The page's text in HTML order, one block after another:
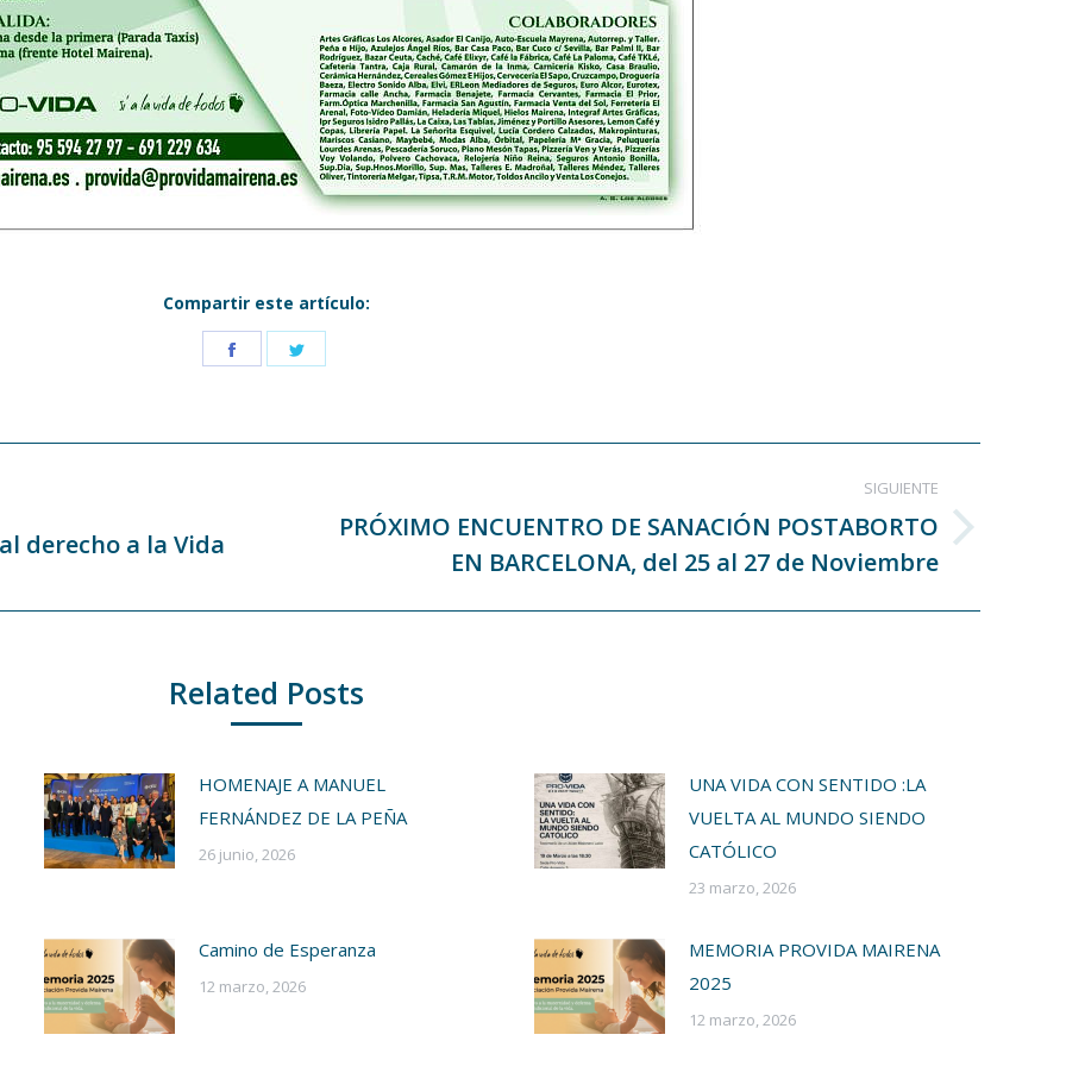
Compartir este artículo:
Share
derecho a la Vida
SIGUIENTE
Publicación
PRÓXIMO ENCUENTRO DE SANACIÓN POSTABORTO
EN BARCELONA, del 25 al 27 de Noviembre
Related Posts
HOMENAJE A MANUEL
FERNÁNDEZ DE LA PEÑA
26 junio, 2026
UNA VIDA CON SENTIDO :LA
VUELTA AL MUNDO SIENDO
CATÓLICO
23 marzo, 2026
Camino de Esperanza
12 marzo, 2026
MEMORIA PROVIDA MAIRENA
2025
12 marzo, 2026